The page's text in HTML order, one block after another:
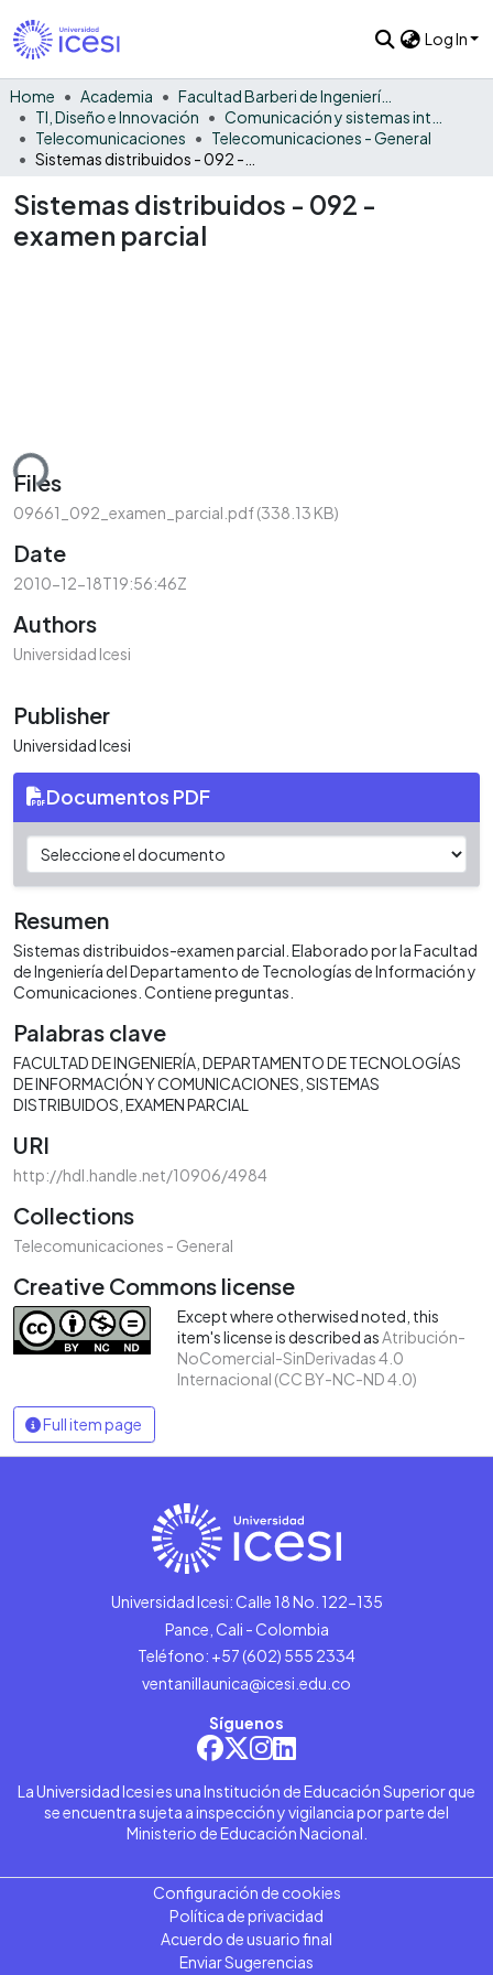
Log In
Home Academia
Facultad Barberi de Ingeniería, Diseño y Ciencias Aplicadas
TI, Diseño e Innovación
Telecomunicaciones
Telecomunicaciones - General
Sistemas distribuidos - 092 -
examen parcial
Files
09661_092_examen_parcial.pdf(338.13 KB)
Date
2010-12-18T19:56:46Z
Authors
Universidad Icesi
Publisher
Universidad Icesi
Documentos PDF
Resumen
Sistemas distribuidos-examen parcial. Elaborado por la Facultad
de Ingeniería del Departamento de Tecnologías de Información y
Comunicaciones. Contiene preguntas.
Palabras clave
FACULTAD DE INGENIERÍA DEPARTAMENTO DE TECNOLOGÍAS
DE INFORMACIÓN Y COMUNICACIONES SISTEMAS
DISTRIBUIDOS EXAMEN PARCIAL
URI
http://hdl.handle.net/10906/4984
Collections
Telecomunicaciones - General
Creative Commons license
Except where otherwised noted, this
item's license is described asAtribución-
NoComercial-SinDerivadas 4.0
Internacional (CC BY-NC-ND 4.0)
Full item page
Universidad Icesi: Calle 18 No. 122-135
Pance, Cali - Colombia
Teléfono: +57 (602) 555 2334
ventanillaunica@icesi.edu.co
Síguenos
La Universidad Icesi es una Institución de Educación Superior que
se encuentra sujeta a inspección y vigilancia por parte del
Ministerio de Educación Nacional.
Configuración de cookies
Política de privacidad
Acuerdo de usuario final
Enviar Sugerencias